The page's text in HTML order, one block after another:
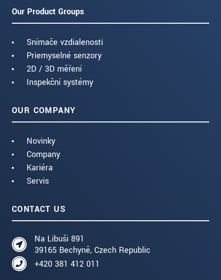
Our Product Groups
Snímače vzdialenosti
Priemyselné senzory
2D / 3D měření
Inspekční systémy
OUR COMPANY
Novinky
Company
Kariéra
Servis
CONTACT US
Na Libuši 891
39165 Bechyně, Czech Republic
+420 381 412 011